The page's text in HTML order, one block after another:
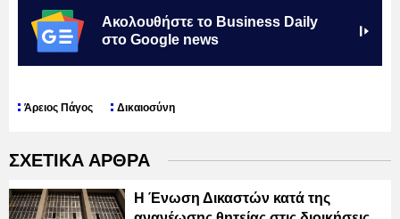
Ακολουθήστε το Business Daily
στο Google news
Άρειος Πάγος Δικαιοσύνη
ΣΧΕΤΙΚΑ ΑΡΘΡΑ
Η Ένωση Δικαστών κατά της